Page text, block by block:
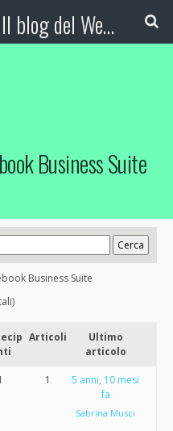
Booking Blog™ - Il blog del Web Marketing Turistico
Business Suite
Business Suite
Articoli
Ultimo
articolo
1
5 anni, 10 mesi
fa
Sabrina Musci